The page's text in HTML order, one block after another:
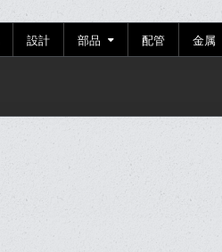
設計 部品 配管 金属